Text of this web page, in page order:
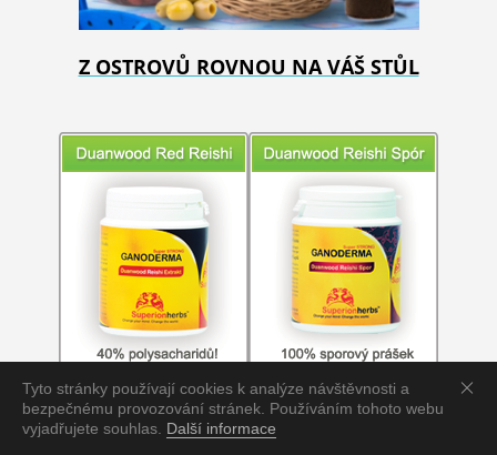
Tyto stránky používají cookies k analýze návštěvnosti a
bezpečnému provozování stránek. Používáním tohoto webu
vyjadřujete souhlas. Další informace
Z OSTROVŮ ROVNOU NA VÁŠ STŮL